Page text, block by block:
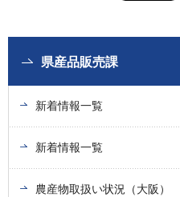
県産品販売課
新着情報一覧
新着情報一覧
農産物取扱い状況（大阪）